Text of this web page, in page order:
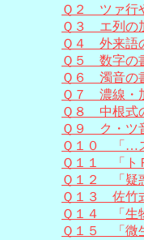
Ｑ２ ツァ行
Ｑ３ エ列の
Ｑ４ 外来語
Ｑ５ 数字の
Ｑ６ 濁音の
Ｑ７ 濃線・
Ｑ８ 中根式
Ｑ９ ク・ツ
Ｑ１０ 「…
Ｑ１１ 「ト
Ｑ１２ 「疑
Ｑ１３ 佐竹
Ｑ１４ 「生
Ｑ１５ 「微